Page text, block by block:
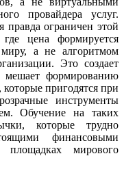
провайдера услуг.
правда ограничен этой
цена формируется
а не алгоритмом
Это создает
мешает формированию
пригодятся при
инструменты
Обучение на таких
которые трудно
финансовыми
площадках мирового